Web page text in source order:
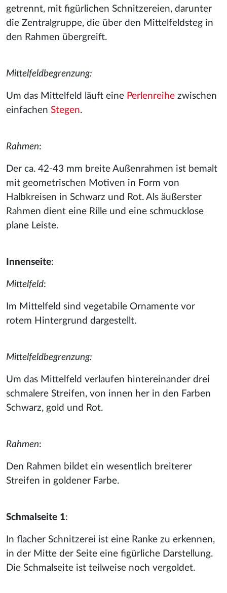
getrennt, mit figürlichen Schnitzereien, darunter
die Zentralgruppe, die über den Mittelfeldsteg in
den Rahmen übergreift.
Mittelfeldbegrenzung:
Um das Mittelfeld läuft eine Perlenreihe zwischen
einfachen Stegen.
Rahmen:
Der ca. 42-43 mm breite Außenrahmen ist bemalt
mit geometrischen Motiven in Form von
Halbkreisen in Schwarz und Rot. Als äußerster
Rahmen dient eine Rille und eine schmucklose
plane Leiste.
Innenseite:
Mittelfeld:
Im Mittelfeld sind vegetabile Ornamente vor
rotem Hintergrund dargestellt.
Mittelfeldbegrenzung:
Um das Mittelfeld verlaufen hintereinander drei
schmalere Streifen, von innen her in den Farben
Schwarz, gold und Rot.
Rahmen:
Den Rahmen bildet ein wesentlich breiterer
Streifen in goldener Farbe.
Schmalseite 1:
In flacher Schnitzerei ist eine Ranke zu erkennen,
in der Mitte der Seite eine figürliche Darstellung.
Die Schmalseite ist teilweise noch vergoldet.